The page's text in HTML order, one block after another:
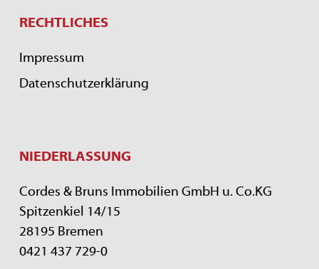
RECHTLICHES
Impressum
Datenschutzerklärung
NIEDERLASSUNG
Cordes & Bruns Immobilien GmbH u. Co.KG
Spitzenkiel 14/15
28195 Bremen
0421 437 729-0